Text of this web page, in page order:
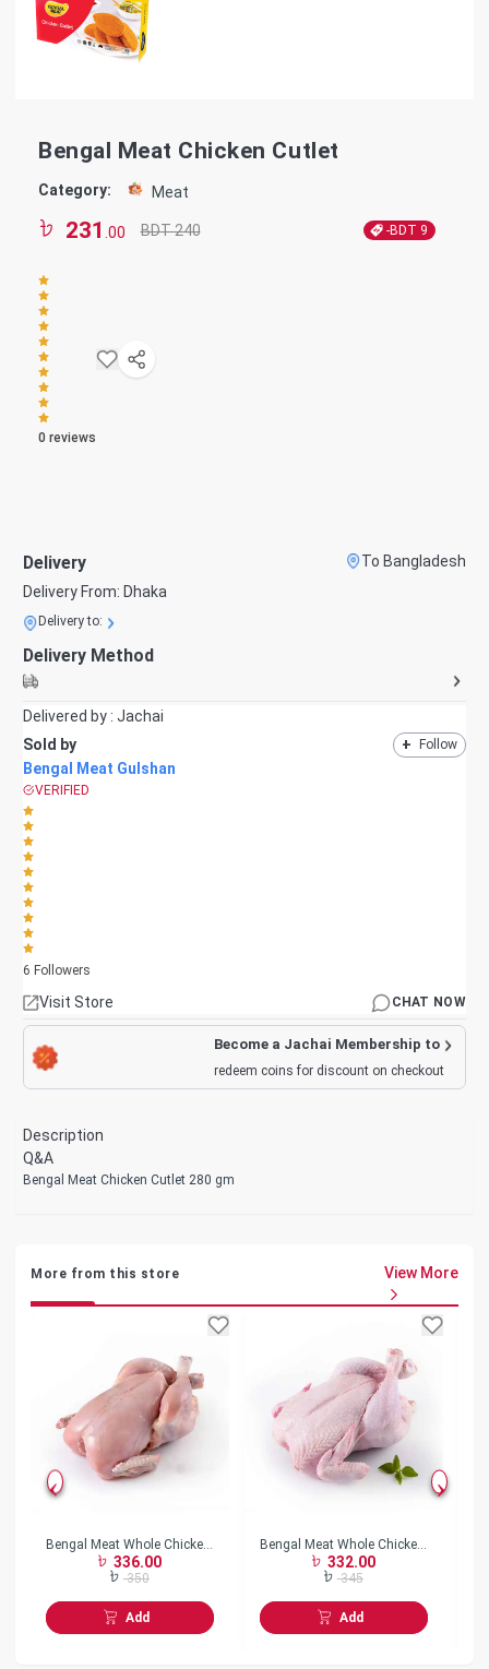
Bengal Meat Chicken Cutlet
Category: Meat
231 .00 BDT 240 -BDT 9
0 reviews
Delivery
To Bangladesh
Delivery From: Dhaka
Delivery to:
Delivery Method
Delivered by : Jachai
Sold by
+ Follow
Bengal Meat Gulshan
VERIFIED
6 Followers
Visit Store CHAT NOW
Become a Jachai Membership to
redeem coins for discount on checkout
Description
Q&A
Bengal Meat Chicken Cutlet 280 gm
More from this store View More
Bengal Meat Whole Chicken
Skin Less w/o Neck Frozen
336.00
350
Add
Bengal Meat Whole Chicken
Skin On w/o Neck Frozen
332.00
345
Add